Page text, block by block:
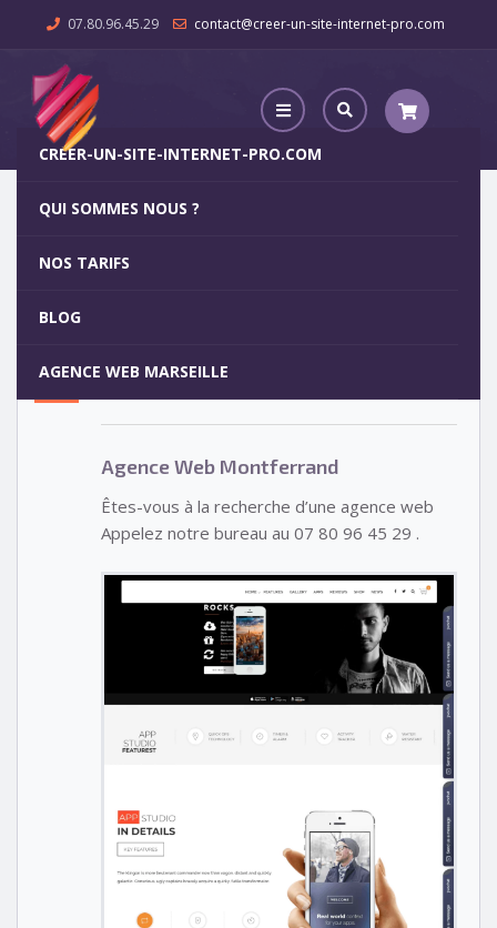
07.80.96.45.29 contact@creer-un-site-internet-pro.com
CREER-UN-SITE-INTERNET-PRO.COM
QUI SOMMES NOUS ?
NOS TARIFS
BLOG
AGENCE WEB MARSEILLE
Agence Web Montferrand
5
Votre site internet pour 29€
Agence Web Montferrand
Êtes-vous à la recherche d’une agence web
Appelez notre bureau au 07 80 96 45 29 .